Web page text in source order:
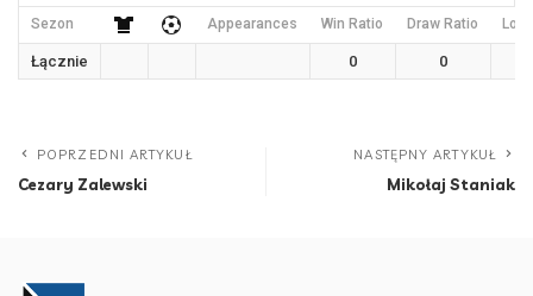
Sezon Appearances Win Ratio Draw Ratio
Łącznie 0 0
POPRZEDNI ARTYKUŁ
Cezary Zalewski
NASTĘPNY ARTYKUŁ
Mikołaj Staniak